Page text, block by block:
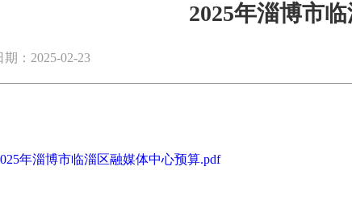
2025年淄博市
期：2025-02-23
年淄博市临淄区融媒体中心预算.pdf